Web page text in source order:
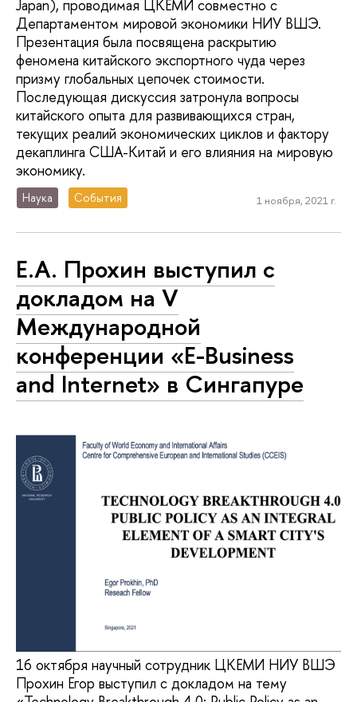
Japan), проводимая ЦКЕМИ совместно с
Департаментом мировой экономики НИУ ВШЭ.
Презентация была посвящена раскрытию
феномена китайского экспортного чуда через
призму глобальных цепочек стоимости.
Последующая дискуссия затронула вопросы
китайского опыта для развивающихся стран,
текущих реалий экономических циклов и фактору
декаплинга США-Китай и его влияния на мировую
экономику.
Наука События 1 ноября, 2021 г.
Е.А. Прохин выступил с
докладом на V
Международной
конференции «E-Business
and Internet» в Сингапуре
16 октября научный сотрудник ЦКЕМИ НИУ ВШЭ
Прохин Егор выступил с докладом на тему